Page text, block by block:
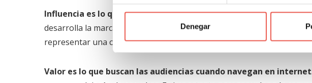
Denegar
Influencia es lo que cualquier emprendedor espera en todas las
desarrolla la marca y tienen entre su audiencia al target de la
representar una clave diferenciadora en el triunfo de la estrategia en
Valor es lo que buscan las audiencias cuando navegan en internet